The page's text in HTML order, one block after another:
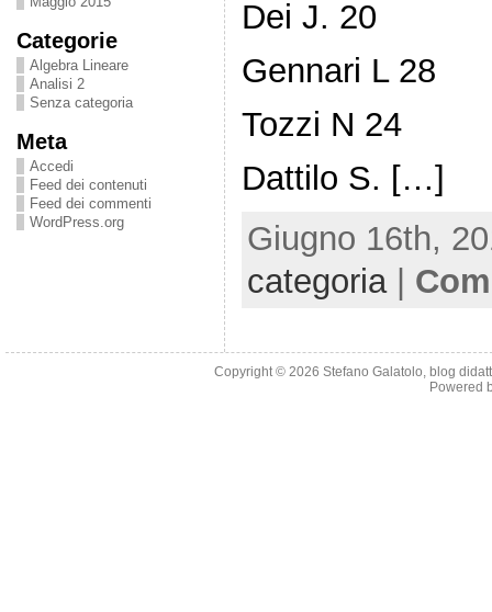
Categorie
Algebra Lineare
Analisi 2
Senza categoria
Meta
Accedi
Feed dei contenuti
Feed dei commenti
WordPress.org
Dei J. 20
Gennari L 28
Tozzi N 24
Dattilo S. […]
Giugno 16th,
categoria|
Copyright © 2026 Stefano Galatolo, blog
Powered